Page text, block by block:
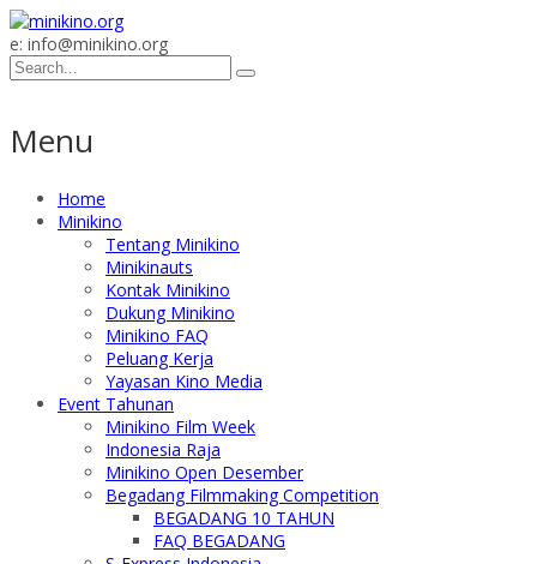
e: info@minikino.org
Menu
Home
Minikino
Tentang Minikino
Minikinauts
Kontak Minikino
Dukung Minikino
Minikino FAQ
Peluang Kerja
Yayasan Kino Media
Event Tahunan
Minikino Film Week
Indonesia Raja
Minikino Open Desember
Begadang Filmmaking Competition
BEGADANG 10 TAHUN
FAQ BEGADANG